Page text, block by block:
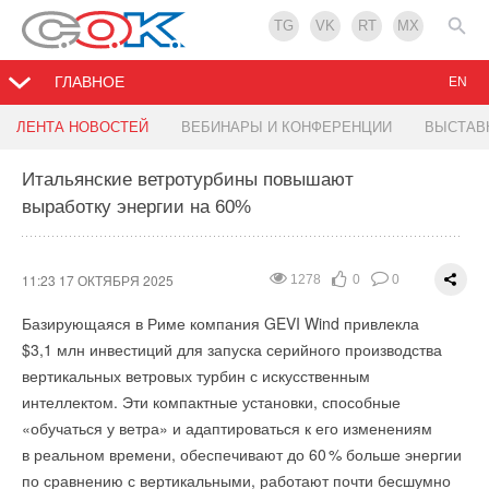
TG VK RT MX
ГЛАВНОЕ
ЛЕНТА НОВОСТЕЙ ВЕБИНАРЫ И КОНФЕРЕНЦИИ
EN
Итальянские ветротурбины повышают
выработку энергии на 60%
1278 0 0
11:23 17 ОКТЯБРЯ 2025
Базирующаяся в Риме компания GEVI Wind привлекла
$3,1 млн инвестиций для запуска серийного производства
вертикальных ветровых турбин с искусственным
интеллектом. Эти компактные установки, способные
«обучаться у ветра» и адаптироваться к его изменениям
в реальном времени, обеспечивают до 60% больше энергии
по сравнению с вертикальными, работают почти бесшумно
На Камчатке построят геотермальную
11:07 17 ОКТЯБРЯ 2025
МОСКВА, 16 октября. /ТАСС/. «Русгидро», «Зарубежнефть»
Создана самая эффективная солнечная батарея
11:06 17 ОКТЯБРЯ 2025
КРДВ и Хевел договорились о сотрудничестве
11:06 17 ОКТЯБРЯ 2025
строительстве сетевой солнечной генерации